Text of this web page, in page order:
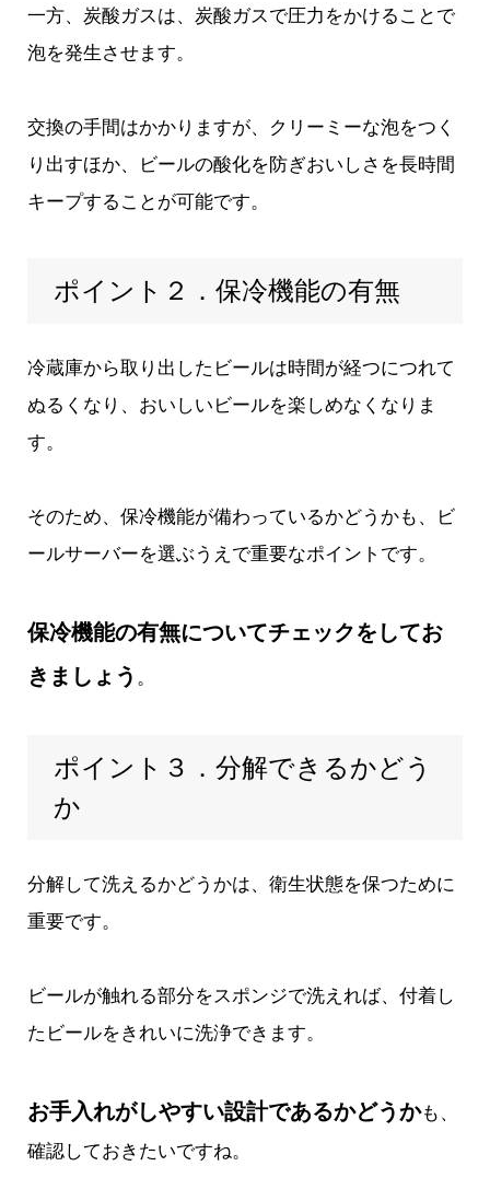
一方、炭酸ガスは、炭酸ガスで圧力をかけることで
泡を発生させます。
交換の手間はかかりますが、クリーミーな泡をつく
り出すほか、ビールの酸化を防ぎおいしさを長時間
キープすることが可能です。
ポイント２．保冷機能の有無
冷蔵庫から取り出したビールは時間が経つにつれて
ぬるくなり、おいしいビールを楽しめなくなりま
す。
そのため、保冷機能が備わっているかどうかも、ビ
ールサーバーを選ぶうえで重要なポイントです。
保冷機能の有無についてチェックをしてお
きましょう 。
ポイント３．分解できるかどう
か
分解して洗えるかどうかは、衛生状態を保つために
重要です。
ビールが触れる部分をスポンジで洗えれば、付着し
たビールをきれいに洗浄できます。
お手入れがしやすい設計であるかどうかも、
確認しておきたいですね。